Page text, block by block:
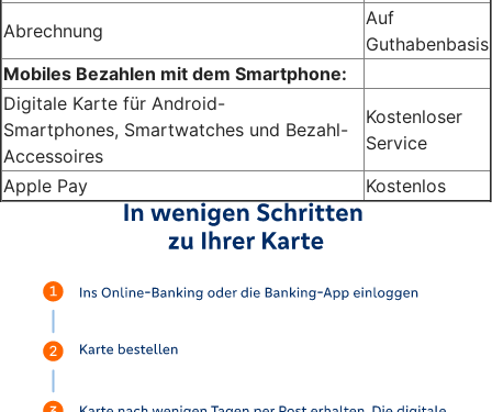
Abrechnung
Auf
Guthabenbasis
Mobiles Bezahlen mit dem Smartphone:
Digitale Karte für Android-
Smartphones, Smartwatches und Bezahl-
Accessoires
Kostenloser
Service
Apple Pay
Kostenlos